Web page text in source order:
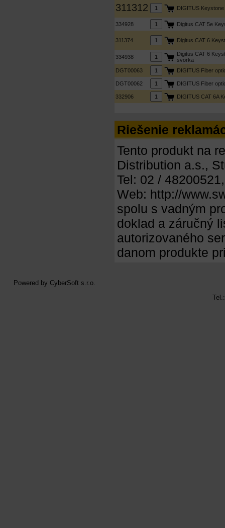
311312 DIGITUS
334928 Digitus CAT 5e
311374 Digitus CAT 6
334938
Digitus CAT 6
svorka
DGT00063
DIGITUS Fiber
DGT00062 DIGITUS Fiber
332906 DIGITUS CAT 6A
Riešenie
Tento produkt na
Distribution a.s.,
Tel: 02 /
Web: http://
spolu s vadným
doklad a záručný
autorizovaného
danom produkte
Powered by CyberSoft s.r.o.